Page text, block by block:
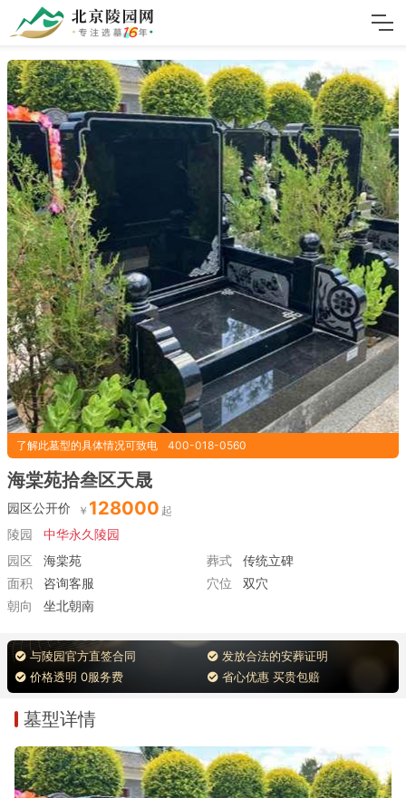
了解此墓型的具体情况可致电 400-018-0560
海棠苑拾叁区天晟
园区公开价 128000
陵园
中华永久陵园
园区
海棠苑 葬式
传统立碑
面积
咨询客服 穴位
双穴
朝向
坐北朝南
与陵园官方直签合同
发放合法的安葬证明
价格透明 0服务费
省心优惠 买贵包赔
墓型详情